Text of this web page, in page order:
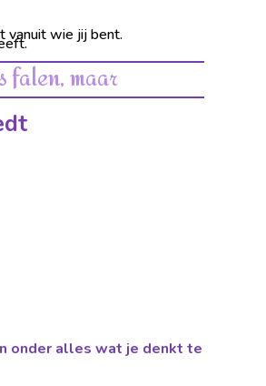
vanuit wie jij bent.
maar als langz
onder alles wat je denkt te